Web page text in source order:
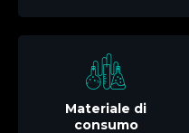
Materiale di
consumo